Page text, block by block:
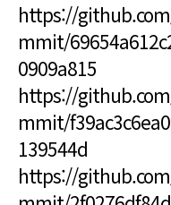
https://
mmit/
0909a815
https://
mmit/
139544d
https://